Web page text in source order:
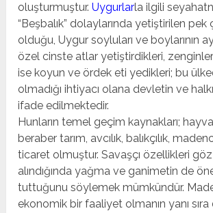
oluşturmuştur.Uygurlarla ilgili
“Beşbalık” dolaylarında yetiştirilen pek
olduğu, Uygur soyluları ve boylarının
özel cinste atlar yetiştirdikleri,
ise koyun ve ördek eti yedikleri; bu
olmadığı ihtiyacı olana devletin ve
ifade edilmektedir.
Hunların temel geçim kaynakları;
beraber tarım, avcılık, balıkçılık,
ticaret olmuştur. Savaşçı özellikleri
alındığında yağma ve ganimetin de
tuttuğunu söylemek mümkündür.
ekonomik bir faaliyet olmanın yanı